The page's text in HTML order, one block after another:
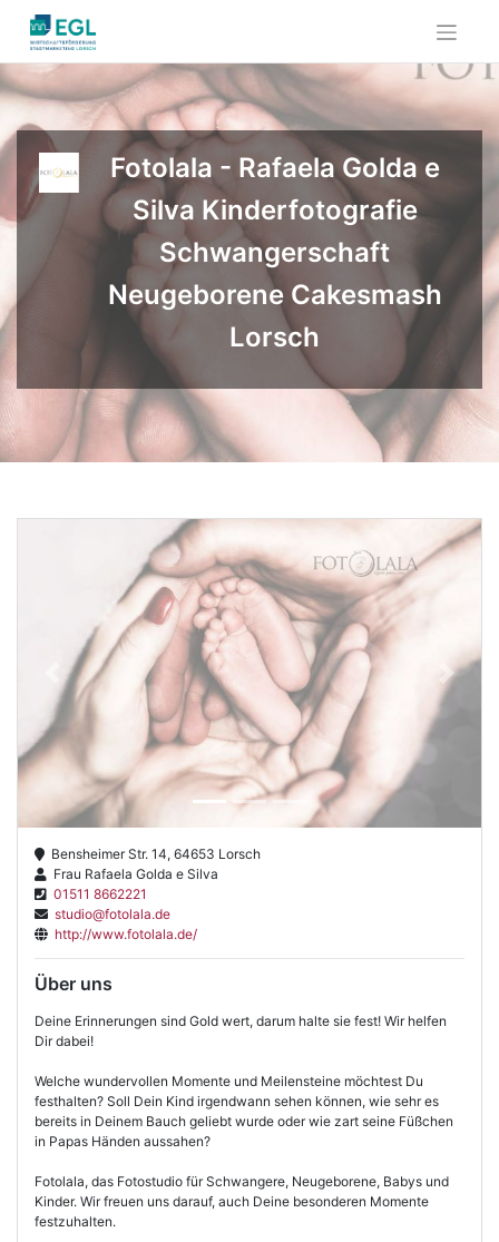
content
Fotolala - Rafaela Golda e
Silva Kinderfotografie
Schwangerschaft
Neugeborene Cakesmash
Lorsch
Previous Next
Bensheimer Str. 14, 64653 Lorsch
Frau Rafaela Golda e Silva
01511 8662221
studio@fotolala.de
http://www.fotolala.de/
Über uns
Deine Erinnerungen sind Gold wert, darum halte sie fest! Wir helfen
Dir dabei!
Welche wundervollen Momente und Meilensteine möchtest Du
festhalten? Soll Dein Kind irgendwann sehen können, wie sehr es
bereits in Deinem Bauch geliebt wurde oder wie zart seine Füßchen
in Papas Händen aussahen?
Fotolala, das Fotostudio für Schwangere, Neugeborene, Babys und
Kinder. Wir freuen uns darauf, auch Deine besonderen Momente
festzuhalten.